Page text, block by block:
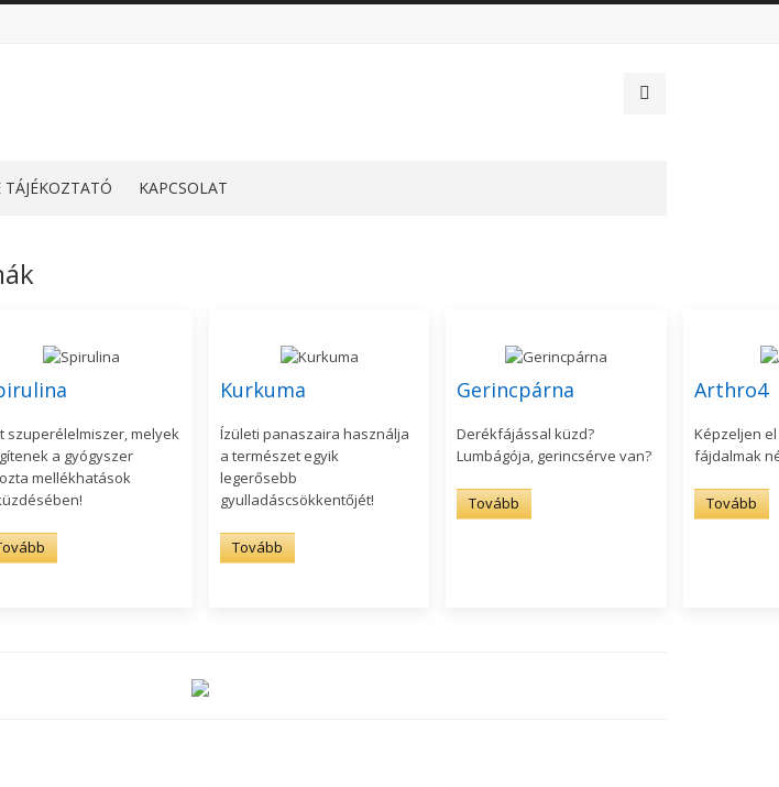
TÁJÉKOZTATÓ KAPCSOLAT
szuperélelmiszer, melyek
a gyógyszer
mellékhatások
Kurkuma
Ízületi panaszaira használja
a természet egyik
legerősebb
gyulladáscsökkentőjét!
Tovább
Gerincpárna
Derékfájással küzd?
Lumbágója, gerincsérve van?
Tovább
Arthro4
Képzeljen
fájdalmak
Tovább